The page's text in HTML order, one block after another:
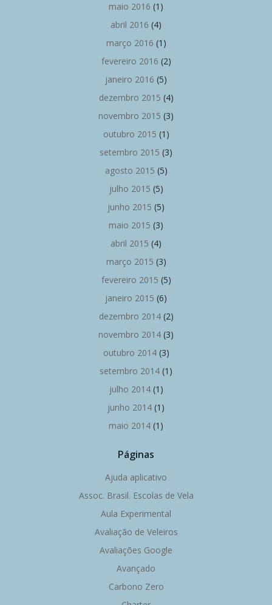
maio 2016 (1)
abril 2016 (4)
março 2016 (1)
fevereiro 2016 (2)
janeiro 2016 (5)
dezembro 2015 (4)
novembro 2015 (3)
outubro 2015 (1)
setembro 2015 (3)
agosto 2015 (5)
julho 2015 (5)
junho 2015 (5)
maio 2015 (3)
abril 2015 (4)
março 2015 (3)
fevereiro 2015 (5)
janeiro 2015 (6)
dezembro 2014(2)
novembro 2014 (3)
outubro 2014(3)
setembro 2014 (1)
julho 2014(1)
junho 2014 (1)
maio 2014 (1)
Páginas
Ajuda aplicativo
Assoc. Brasil. Escolas de Vela
Aula Experimental
Avaliação de Veleiros
Avaliações Google
Avançado
Carbono Zero